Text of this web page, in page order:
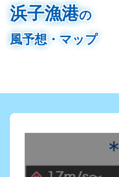
浜子漁港の
風予想・マップ